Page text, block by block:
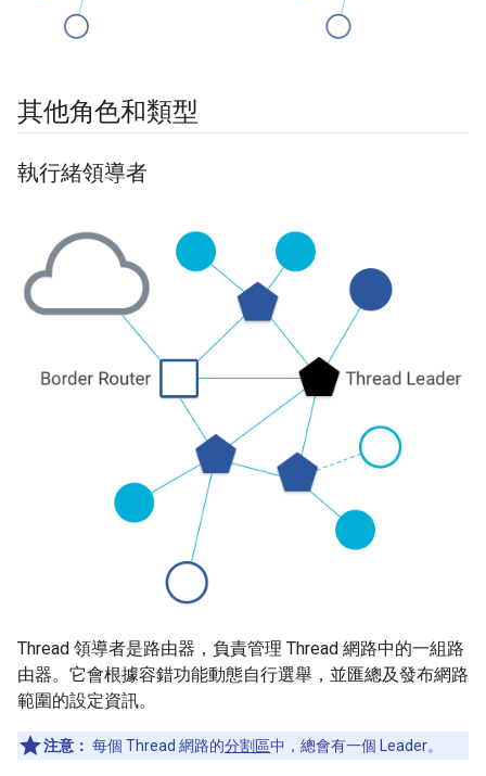
其他角色和類型
執行緒領導者
Thread 領導者是路由器，負責管理 Thread 網路中的一組路
由器。它會根據容錯功能動態自行選舉，並匯總及發布網路
範圍的設定資訊。
注意： 每個 Thread 網路的分割區中，總會有一個 Leader。